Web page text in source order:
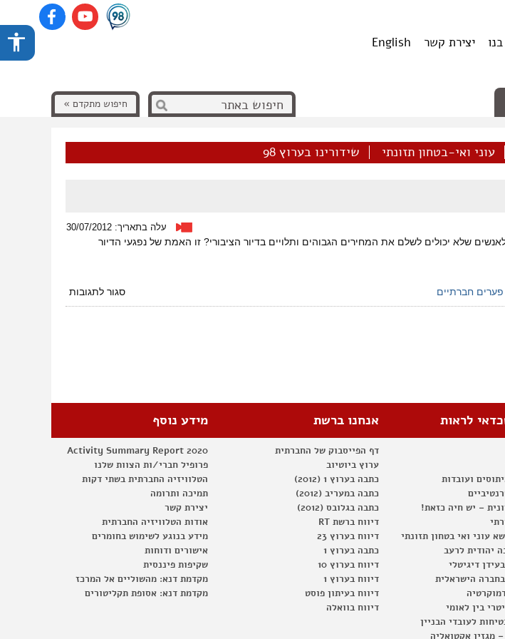
יצירת קשר English
חיפוש מתקדם »
עוני ואי-בטחון תזונתי שידורינו בערוץ 98
עלה בתאריך: 30/07/2012
שלא יכולים לשלם את המחירים הגבוהים ותלויים בדיור הציבורי? זו האמת של נפגעי הדיור
פערים חברתיים סגור לתגובותעל
הדיור
לראות
ועובדות
– יש חיה כזאת!
עוני ואי בטחון תזונתי
יהודית לרעב
דיגיטלי
הישראלית
בין לאומי
לעובדי הבניין
מגזין אקטואליה
אנחנו ברשת
דף הפייסבוק של החברתית
ערוץ ביוטיוב
כתבה בערוץ 1 (2012)
כתבה במעריב (2012)
כתבה בגלובס (2012)
דיווח ברשת RT
דיווח בערוץ 23
כתבה בערוץ 1
דיווח בערוץ 10
דיווח בערוץ 1
דיווח בעיתון פוסט
דיווח בוואלה
מידע נוסף
Activity Summary Report 2020
פרופיל חברי/ות הצוות שלנו
הטלוויזיה החברתית בשתי דקות
תמיכה ותרומה
יצירת קשר
אודות הטלוויזיה החברתית
מידע בנוגע לשימוש בחומרים
אישורים ודוחות
שקיפות פיננסית
מקדמת דנא: מהשוליים אל המרכז
מקדמת דנא: אסופת תקליטורים